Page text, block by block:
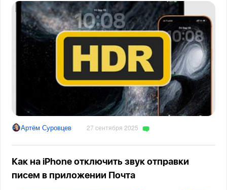
Артём Суровцев 27 сентября 2025
Как на iPhone отключить звук отправки
писем в приложении Почта